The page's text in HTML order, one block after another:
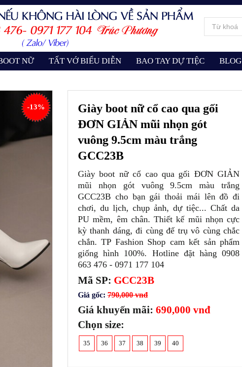
NỮ TẤT VỚ BIỂU DIỄN BAO TAY DỰ TIỆC BLOG
-13%
Giày boot nữ cổ cao qua gối
ĐƠN GIẢN mũi nhọn gót
vuông 9.5cm màu trắng
GCC23B
Giày boot nữ cổ cao qua gối ĐƠN GIẢN
mũi nhọn gót vuông 9.5cm màu trắng
GCC23B cho bạn gái thoải mái lên đồ đi
chơi, du lịch, chụp ảnh, dự tiệc... Chất da
PU mềm, êm chân. Thiết kế mũi nhọn cực
kỳ thanh dáng, đi cùng đế trụ vô cùng chắc
chắn. TP Fashion Shop cam kết sản phẩm
giống hình 100%. Hotline đặt hàng 0908
663 476 - 0971 177 104
Mã SP: GCC23B
Giá gốc: 790,000 vnđ
Giá khuyến mãi: 690,000 vnđ
Chọn size:
35 36 37 38 39 40